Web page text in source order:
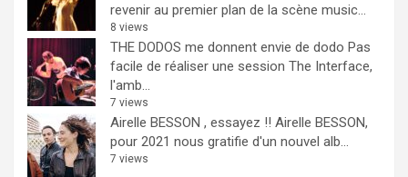
revenir au premier plan de la scène music...
8 views
THE DODOS me donnent envie de dodo Pas
facile de réaliser une session The Interface,
l'amb...
7 views
Airelle BESSON , essayez !! Airelle BESSON,
pour 2021 nous gratifie d'un nouvel alb...
7 views